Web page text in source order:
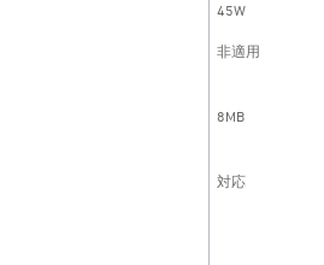
45W
非適用
8MB
対応